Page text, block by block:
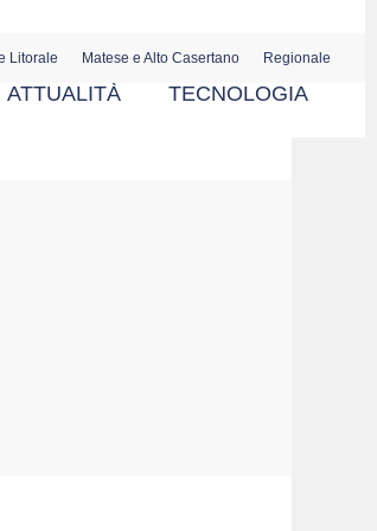
Litorale Matese e Alto Casertano Regionale
ATTUALITÀ TECNOLOGIA